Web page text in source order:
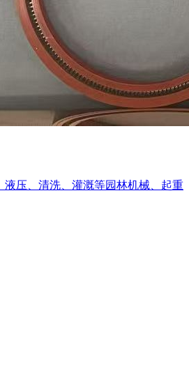
液压、清洗、灌溉等园林机械、起重